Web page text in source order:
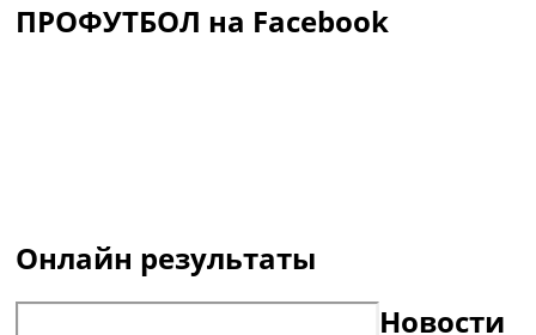
ПРОФУТБОЛ на Facebook
Онлайн результаты
Новости